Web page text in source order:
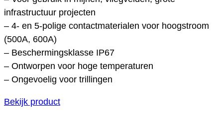
infrastructuur projecten
– 4- en 5-polige contactmaterialen voor hoogstroom
(500A, 600A)
– Beschermingsklasse IP67
– Ontworpen voor hoge temperaturen
– Ongevoelig voor trillingen
Bekijk product